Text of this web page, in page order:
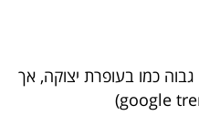
גבוה כמו בעופרת יצוקה, אך